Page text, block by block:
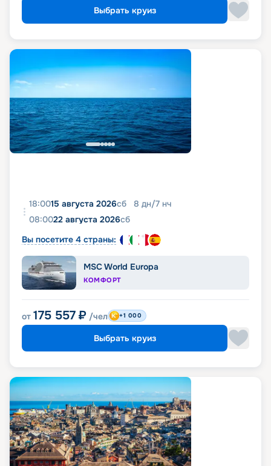
Выбрать круиз
18:0015 августа 2026сб 8 дн/7 нч
08:0022 августа 2026сб
Вы посетите 4 страны:
MSC World Europa
КОМФОРТ
от 175 557 ₽ /чел +1 000
Выбрать круиз